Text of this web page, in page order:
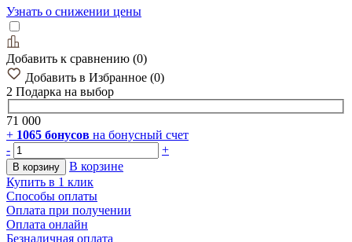
Узнать о снижении цены
Добавить к сравнению (0)
Добавить в Избранное (0)
2 Подарка на выбор
71 000
+ 1065 бонусов на бонусный счет
-
+
В корзину
В корзине
Купить в 1 клик
Способы оплаты
Оплата при получении
Оплата онлайн
Безналичная оплата